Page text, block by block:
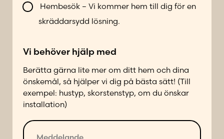
t
a
d
n
t
d
p
å
f
ö
l
Hembesök – Vi kommer hem till dig för en
skräddarsydd lösning.
Vi behöver hjälp med
Berätta gärna lite mer om ditt hem och dina
önskemål, så hjälper vi dig på bästa sätt! (Till
exempel: hustyp, skorstenstyp, om du önskar
installation)
M